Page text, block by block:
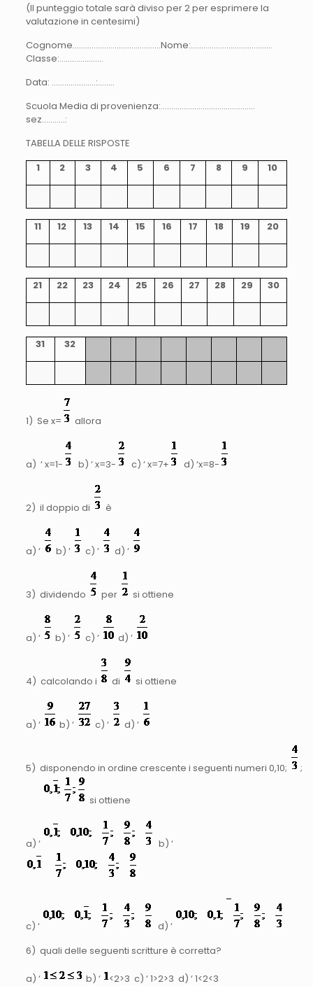
(II punteggio totale sarà diviso per 2 per esprimere la
valutazione in centesimi)
Cognome……………………………………Nome:…………………………………
Classe:…………………
Data: …………………:……..
Scuola Media di provenienza:………………………………………
sez………..:
TABELLA DELLE RISPOSTE
1
2 3 4 5 6 7 8 9 10
11 12 13 14 15 16 17 18 19 20
21 22 23 24 25 26 27 28 29 30
31 32
1) Se x= allora
a) ‘ x=1- b) ‘ x=3- c) ‘ x=7+ d) ‘x=8-
2) il doppio di è
a) ‘ b) ‘ c) ‘ d) ‘
3) dividendo per si ottiene
a) ‘ b) ‘ c) ‘ d) ‘
4) calcolando i di si ottiene
a) ‘ b) ‘ c) ‘ d) ‘
5) disponendo in ordine crescente i seguenti numeri 0,10; ;
si ottiene
a) ‘ b) ‘
c) ‘
d) ‘
6) quali delle seguenti scritture è corretta?
a) ‘ b) ‘ <2>3 c) ‘ 1>2>3 d) ‘ 1<2<3